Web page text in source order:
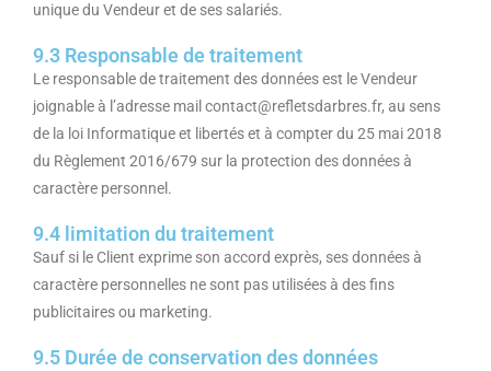
unique du Vendeur et de ses salariés.
9.3 Responsable de traitement
Le responsable de traitement des données est le Vendeur
joignable à l’adresse mail contact@refletsdarbres.fr, au sens
de la loi Informatique et libertés et à compter du 25 mai 2018
du Règlement 2016/679 sur la protection des données à
caractère personnel.
9.4 limitation du traitement
Sauf si le Client exprime son accord exprès, ses données à
caractère personnelles ne sont pas utilisées à des fins
publicitaires ou marketing.
9.5 Durée de conservation des données